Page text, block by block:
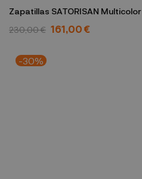
Zapatillas SATORISAN Multicolor
230,00 € 161,00 €
-30%